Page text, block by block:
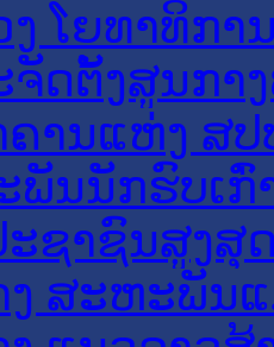
ໂຍທາທິກາ
ດຕັ້ງສູນກາ
ານແຫ່ງ ສປ
ພັນນັກຮົບເກົ່
ະຊາຊົນສູງສຸ
ງ ສະຫະພັນ